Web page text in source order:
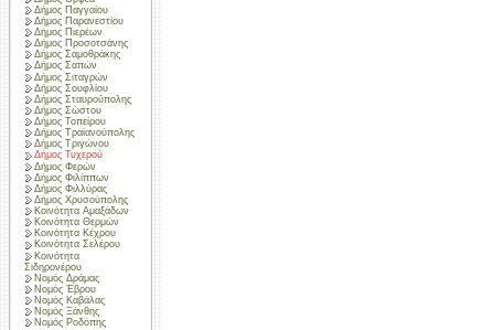
Δήμος Παγγαίου
Δήμος Παρανεστίου
Δήμος Πιερέων
Δήμος Προσοτσάνης
Δήμος Σαμοθράκης
Δήμος Σαπών
Δήμος Σιταγρών
Δήμος Σουφλίου
Δήμος Σταυρούπολης
Δήμος Σώστου
Δήμος Τοπείρου
Δήμος Τραϊανούπολης
Δήμος Τριγώνου
Δήμος Τυχερού
Δήμος Φερών
Δήμος Φιλίππων
Δήμος Φιλλύρας
Δήμος Χρυσούπολης
Κοινότητα Αμαξάδων
Κοινότητα Θερμών
Κοινότητα Κέχρου
Κοινότητα Σελέρου
Κοινότητα
Σιδηρονέρου
Νομός Δράμας
Νομός Έβρου
Νομός Καβάλας
Νομός Ξάνθης
Νομός Ροδόπης